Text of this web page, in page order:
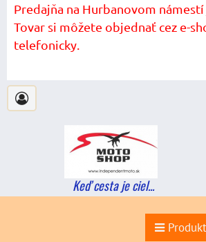
Predajňa na Hurbanovom námestí
Tovar si môžete objednať cez e-
telefonicky.
Keď cesta je ciel...